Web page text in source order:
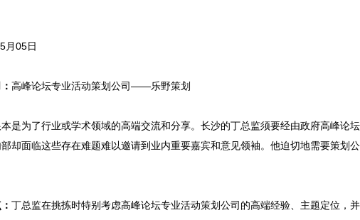
月05日
高峰论坛专业活动策划公司——乐野策划
是为了行业或学术领域的高端交流和分享。长沙的丁总监须要经由政府高峰
却面临这些存在难题难以邀请到业内重要嘉宾和意见领袖。他迫切地需要策划
丁总监在挑拣时特别考虑高峰论坛专业活动策划公司的高端经验、主题定位，